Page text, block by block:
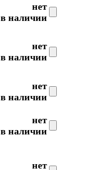
нет
в наличии
нет
в наличии
нет
в наличии
нет
в наличии
нет